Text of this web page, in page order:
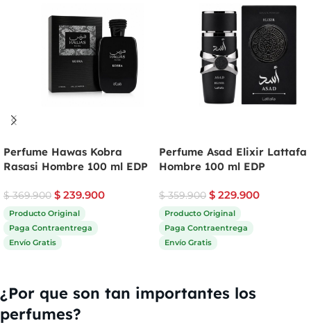
Perfume Hawas Kobra
Rasasi Hombre 100 ml EDP
$369.900 $ 239.900
Producto Original
Paga Contraentrega
Envío Gratis
Perfume Asad Elixir Lattafa
Hombre 100 ml EDP
$359.900 $ 229.900
Producto Original
Paga Contraentrega
Envío Gratis
¿Por que son tan importantes los
perfumes?